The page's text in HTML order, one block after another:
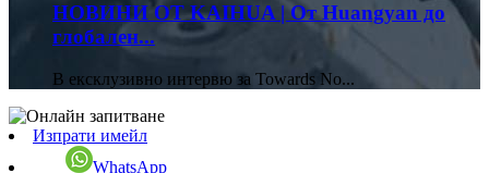
НОВИНИ ОТ KAIHUA | От Huangyan до
глобален...
В ексклузивно интервю за Towards No...
Изпрати имейл
WhatsApp